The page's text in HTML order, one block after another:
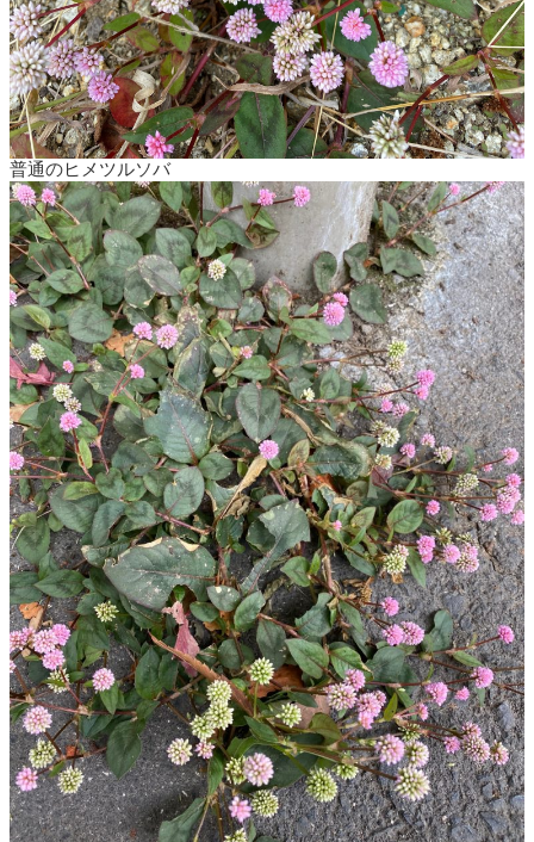
普通のヒメツルソバ